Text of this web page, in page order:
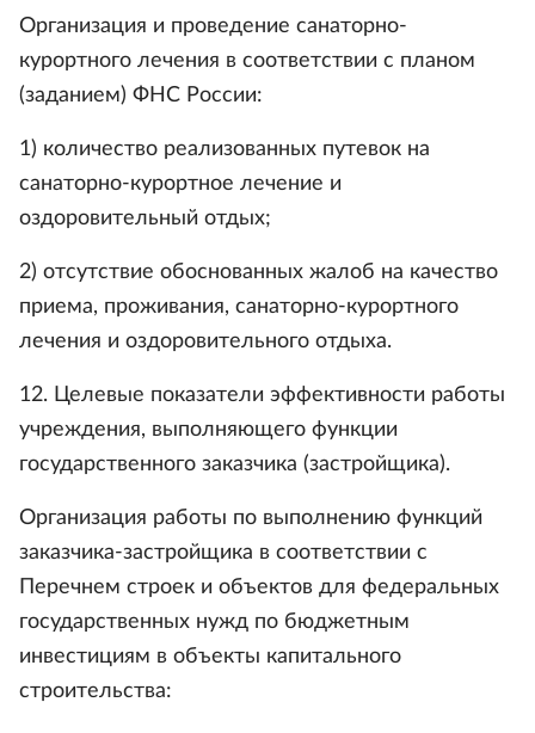
Организация и проведение санаторно-
курортного лечения в соответствии с планом
(заданием) ФНС России:
1) количество реализованных путевок на
санаторно-курортное лечение и
оздоровительный отдых;
2) отсутствие обоснованных жалоб на качество
приема, проживания, санаторно-курортного
лечения и оздоровительного отдыха.
12. Целевые показатели эффективности работы
учреждения, выполняющего функции
государственного заказчика (застройщика).
Организация работы по выполнению функций
заказчика-застройщика в соответствии с
Перечнем строек и объектов для федеральных
государственных нужд по бюджетным
инвестициям в объекты капитального
строительства: